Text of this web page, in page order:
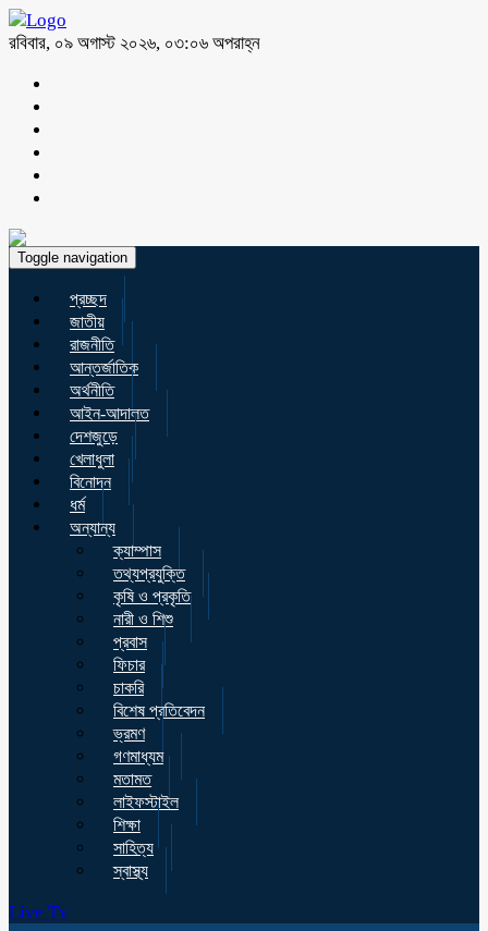
রবিবার, ০৯ অগাস্ট ২০২৬, ০৩:০৬ অপরাহ্ন
Toggle navigation
প্রচ্ছদ
জাতীয়
রাজনীতি
আন্তর্জাতিক
অর্থনীতি
আইন-আদালত
দেশজুড়ে
খেলাধুলা
বিনোদন
ধর্ম
অন্যান্য
ক্যাম্পাস
তথ্যপ্রযুক্তি
কৃষি ও প্রকৃতি
নারী ও শিশু
প্রবাস
ফিচার
চাকরি
বিশেষ প্রতিবেদন
ভ্রমণ
গণমাধ্যম
মতামত
লাইফস্টাইল
শিক্ষা
সাহিত্য
স্বাস্থ্য
Live Tv